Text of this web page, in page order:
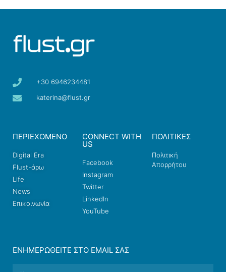
+30 6946234481
katerina@flust.gr
ΠΕΡΙΕΧΟΜΕΝΟ
Digital Era
Flust-άρω
Life
News
Επικοινωνία
CONNECT WITH
US
Facebook
Instagram
Twitter
LinkedIn
YouTube
ΠΟΛΙΤΙΚΕΣ
Πολιτική
Απορρήτου
ΕΝΗΜΕΡΩΘΕΊΤΕ ΣΤΟ EMAIL ΣΑΣ